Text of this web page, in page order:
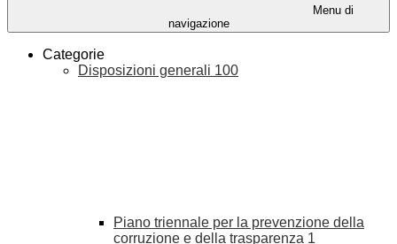
Menu di
navigazione
Categorie
Disposizioni generali 100
Piano triennale per la prevenzione della
corruzione e della trasparenza 1